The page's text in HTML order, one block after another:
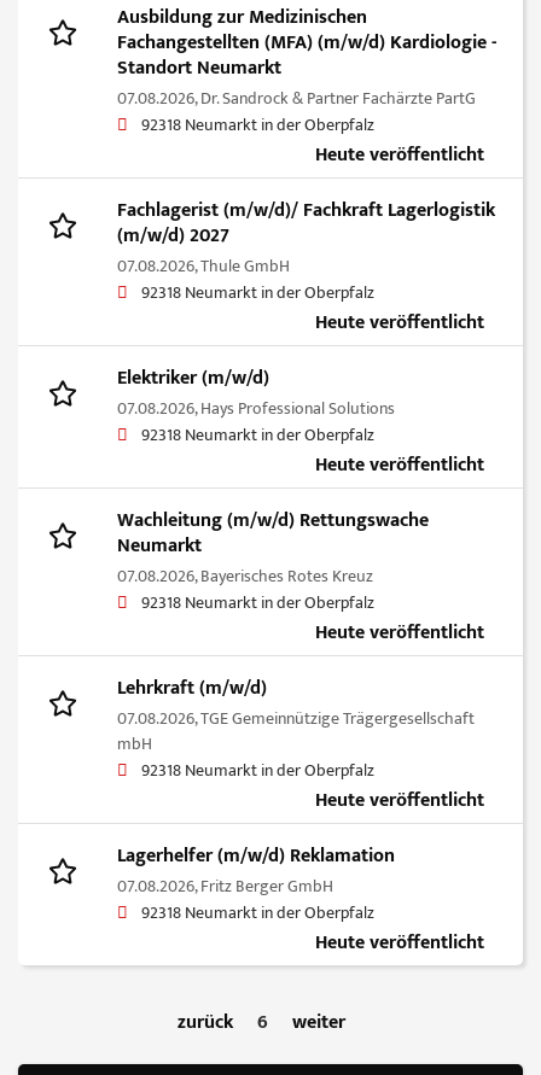
Ausbildung zur Medizinischen
Fachangestellten (MFA) (m/w/d) Kardiologie -
Standort Neumarkt
07.08.2026,Dr. Sandrock & Partner Fachärzte PartG
92318 Neumarkt in der Oberpfalz
Heute veröffentlicht
Fachlagerist (m/w/d)/ Fachkraft Lagerlogistik
(m/w/d) 2027
07.08.2026,Thule GmbH
92318 Neumarkt in der Oberpfalz
Heute veröffentlicht
Elektriker (m/w/d)
07.08.2026,Hays Professional Solutions
92318 Neumarkt in der Oberpfalz
Heute veröffentlicht
Wachleitung (m/w/d) Rettungswache
Neumarkt
07.08.2026,Bayerisches Rotes Kreuz
92318 Neumarkt in der Oberpfalz
Heute veröffentlicht
Lehrkraft (m/w/d)
07.08.2026,TGE Gemeinnützige Trägergesellschaft
mbH
92318 Neumarkt in der Oberpfalz
Heute veröffentlicht
Lagerhelfer (m/w/d) Reklamation
07.08.2026,Fritz Berger GmbH
92318 Neumarkt in der Oberpfalz
Heute veröffentlicht
zurück 6 weiter